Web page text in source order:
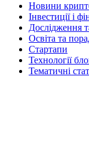
Новини
Інвестиції і
Дослідження
Освіта та
Стартапи
Технології
Тематичні